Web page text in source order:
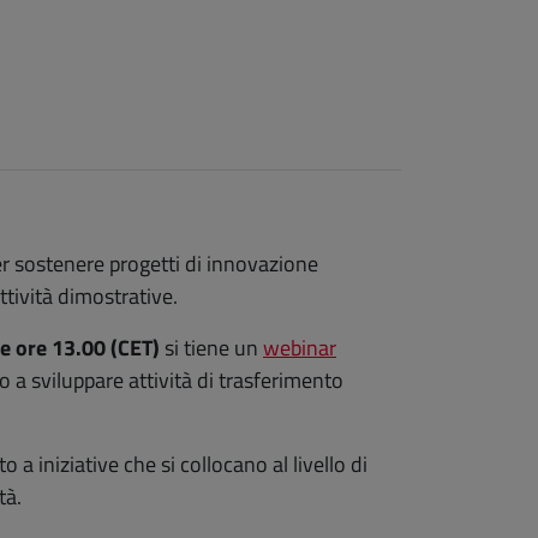
sostenere progetti di innovazione
dimostrative.
ore 13.00 (CET) si tiene unwebinar
a sviluppare attività di trasferimento
a iniziative che si collocano al livello di